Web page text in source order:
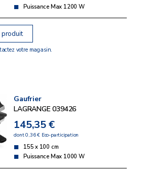
Puissance Max 1200 W
votre magasin.
Gaufrier
LAGRANGE 039426
145,35 €
dont 0,36 € Eco-participation
155 x 100 cm
Puissance Max 1000 W